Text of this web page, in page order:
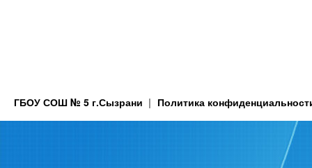
ГБОУ СОШ № 5 г.Сызрани Политика